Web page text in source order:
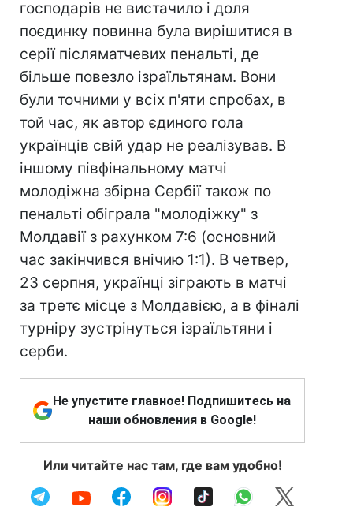
господарів не вистачило і доля
поєдинку повинна була вирішитися в
серії післяматчевих пенальті, де
більше повезло ізраїльтянам. Вони
були точними у всіх п'яти спробах, в
той час, як автор єдиного гола
українців свій удар не реалізував. В
іншому півфінальному матчі
молодіжна збірна Сербії також по
пенальті обіграла "молодіжку" з
Молдавії з рахунком 7:6 (основний
час закінчився внічию 1:1). В четвер,
23 серпня, українці зіграють в матчі
за третє місце з Молдавією, а в фіналі
турніру зустрінуться ізраїльтяни і
серби.
Не упустите главное! Подпишитесь на
наши обновления в Google!
Или читайте нас там, где вам удобно!